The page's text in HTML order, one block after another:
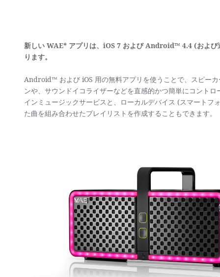
新しい WAE* アプリは、iOS 7 および Android™ 4.4 (および
ります。
Android™ および iOS 用の無料アプリを使うことで、スピー
ンや、サウンドイコライザーなどを直感的かつ簡単にコント
インミュージックサービスと、ローカルデバイス (スマートフ
た曲を組み合わせたプレイリストを作成することもできます。